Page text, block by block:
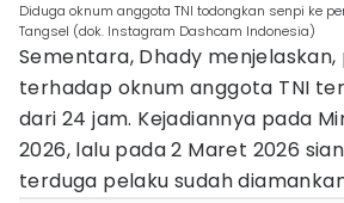
Diduga oknum anggota TNI todongkan senpi ke
Tangsel (dok. Instagram Dashcam Indonesia)
Sementara, Dhady
terhadap oknum anggota TNI
dari 24 jam. Kejadiannya pada
2026, lalu pada 2 Maret 2026
terduga pelaku sudah